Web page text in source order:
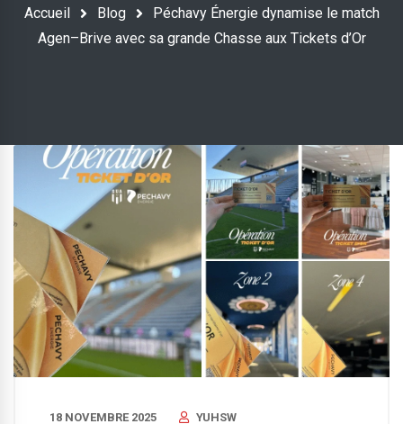
Accueil Blog
Péchavy Énergie dynamise le match
Agen–Brive avec sa grande Chasse aux Tickets d’Or
18 NOVEMBRE 2025
YUHSW